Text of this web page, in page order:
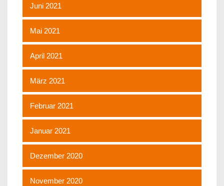
Juni 2021
Mai 2021
April 2021
März 2021
Februar 2021
Januar 2021
Dezember 2020
November 2020